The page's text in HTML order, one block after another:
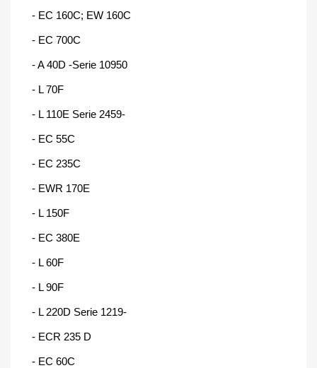
- EC 160C; EW 160C
- EC 700C
- A 40D -Serie 10950
- L 70F
- L 110E Serie 2459-
- EC 55C
- EC 235C
- EWR 170E
- L 150F
- EC 380E
- L 60F
- L 90F
- L 220D Serie 1219-
- ECR 235 D
- EC 60C